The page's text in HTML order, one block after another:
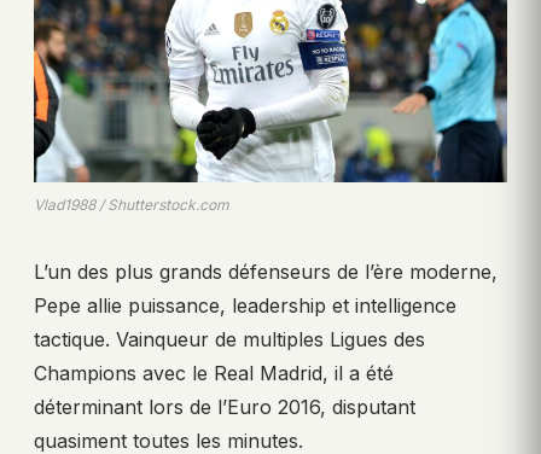
Vlad1988 / Shutterstock.com
L’un des plus grands défenseurs de l’ère moderne,
Pepe allie puissance, leadership et intelligence
tactique. Vainqueur de multiples Ligues des
Champions avec le Real Madrid, il a été
déterminant lors de l’Euro 2016, disputant
quasiment toutes les minutes.